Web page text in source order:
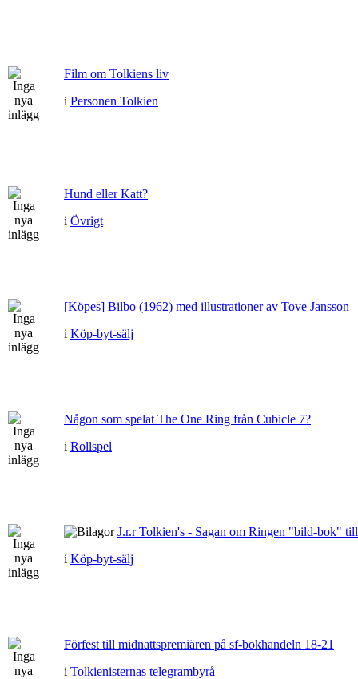
Film om Tolkiens liv
i Personen Tolkien
Hund eller Katt?
i Övrigt
[Köpes] Bilbo (1962) med illustrationer av Tove Jansson
i Köp-byt-sälj
Någon som spelat The One Ring från Cubicle 7?
i Rollspel
J.r.r Tolkien's - Sagan om Ringen "bild-bok"
i Köp-byt-sälj
Förfest till midnattspremiären på sf-bokhandeln 18-21
i Tolkienisternas telegrambyrå